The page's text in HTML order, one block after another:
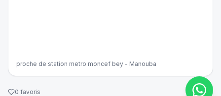
proche de station metro moncef bey - Manouba
0 favoris